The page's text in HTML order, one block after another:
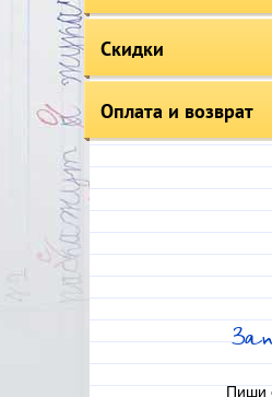
Скидки
Оплата и возврат
Пиши